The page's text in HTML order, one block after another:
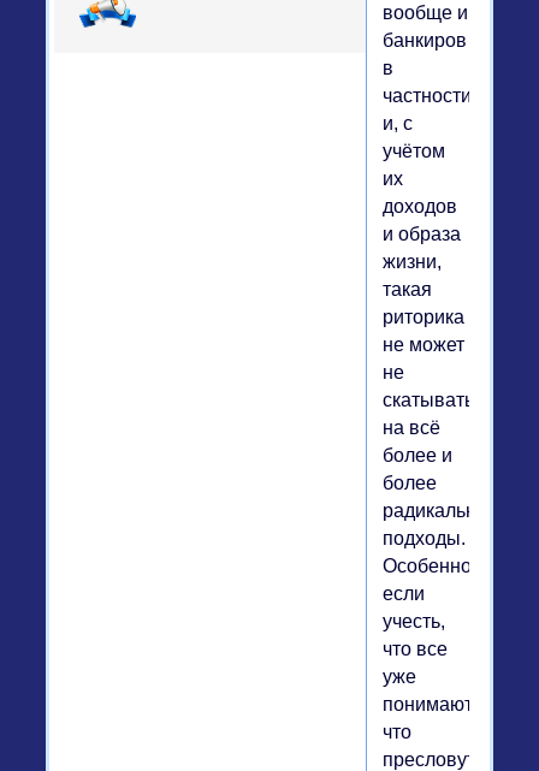
вообще и
банкиров
в
частности,
и, с
учётом
их
доходов
и образа
жизни,
такая
риторика
не может
не
скатываться
на всё
более и
более
радикальные
подходы.
Особенно
если
учесть,
что все
уже
понимают,
что
пресловутая